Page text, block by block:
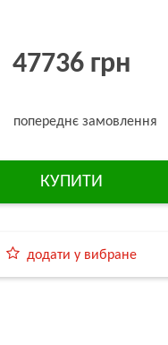
47736 грн
попереднє замовлення
КУПИТИ
додати у вибране